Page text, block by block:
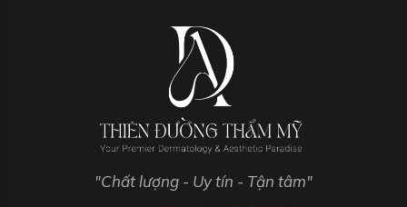
"Chất lượng - Uy tín - Tận tâm"